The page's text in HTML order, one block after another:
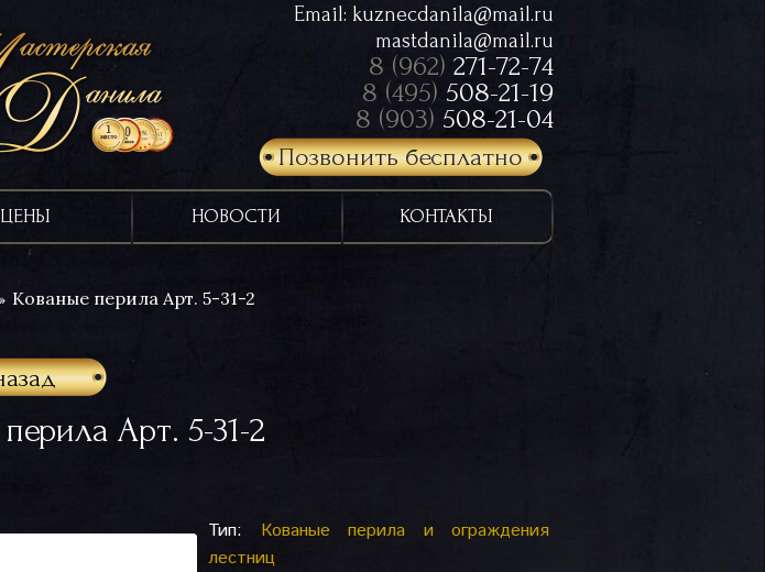
Email: kuznecdanila@mail.ru
mastdanila@mail.ru
8 (962) 271-72-74
8 (495) 508-21-19
8 (903) 508-21-04
Позвонить бесплатно
ЦЕНЫ НОВОСТИ КОНТАКТЫ
Кованые перила Арт. 5-31-2
Арт. 5-31-2
Тип: Кованые перила и ограждения
лестниц